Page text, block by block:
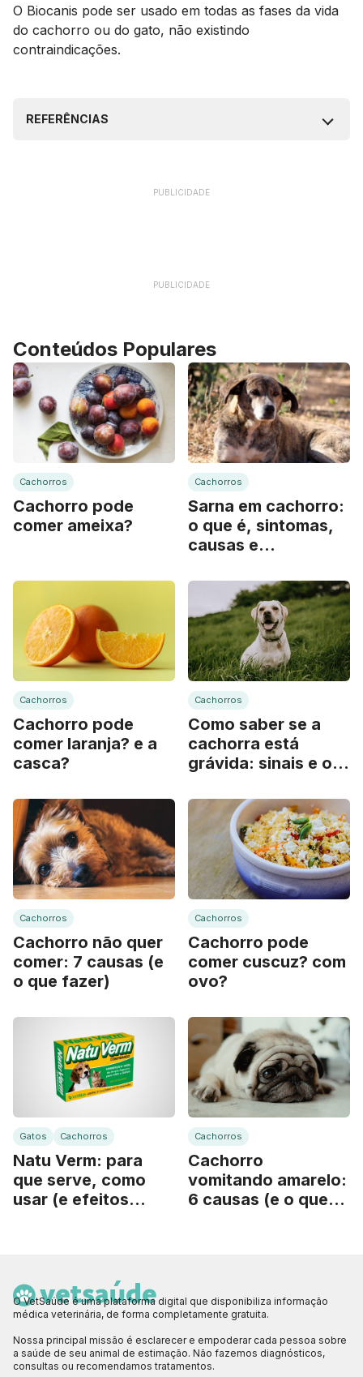
O Biocanis pode ser usado em todas as fases da vida
do cachorro ou do gato, não existindo
contraindicações.
REFERÊNCIAS
PUBLICIDADE
PUBLICIDADE
Conteúdos Populares
Cachorros
Cachorro pode
comer ameixa?
Cachorros
Sarna em cachorro:
o que é, sintomas,
causas e
Cachorros
Cachorro pode
comer laranja? e a
casca?
Cachorros
Como saber se a
cachorra está
grávida: sinais e o
Cachorros
Cachorro não quer
comer: 7 causas (e
o que fazer)
Cachorros
Cachorro pode
comer cuscuz? com
ovo?
Gatos Cachorros
Natu Verm: para
que serve, como
usar (e efeitos
Cachorros
Cachorro
vomitando amarelo:
6 causas (e o que
O VetSaúde é uma plataforma digital que disponibiliza informação
médica veterinária, de forma completamente gratuita.
Nossa principal missão é esclarecer e empoderar cada pessoa sobre
a saúde de seu animal de estimação. Não fazemos diagnósticos,
consultas ou recomendamos tratamentos.